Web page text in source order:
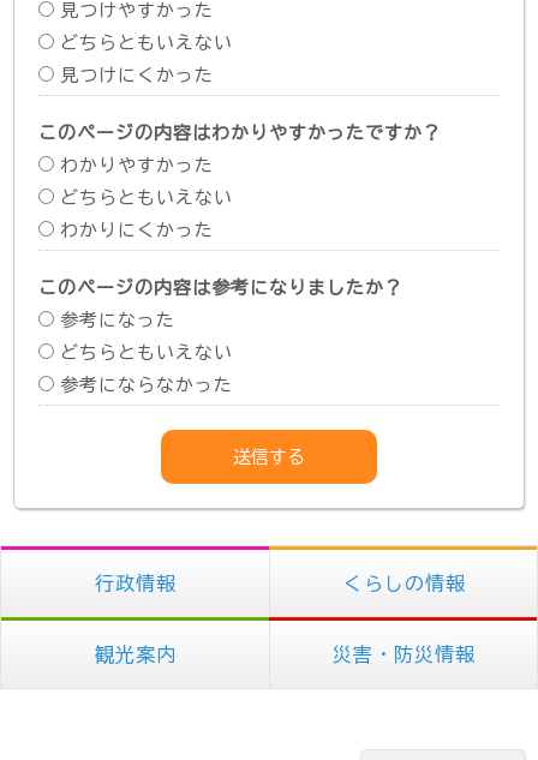
見つけやすかった
どちらともいえない
見つけにくかった
このページの内容はわかりやすかったですか？
わかりやすかった
どちらともいえない
わかりにくかった
このページの内容は参考になりましたか？
参考になった
どちらともいえない
参考にならなかった
行政情報 くらしの情報
観光案内 災害・防災情報